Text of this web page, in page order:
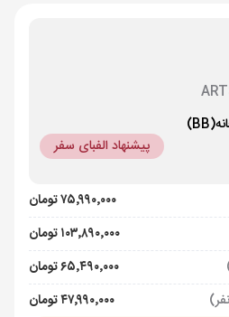
(BB)
پیشنهاد الفبای سفر
۷۵٬۹۹۰٬۰۰۰ تومان
۱۰۳٬۸۹۰٬۰۰۰ تومان
۶۵٬۴۹۰٬۰۰۰ تومان
۴۷٬۹۹۰٬۰۰۰ تومان